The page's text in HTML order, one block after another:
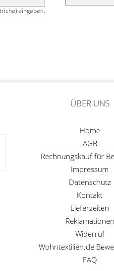
eingeben.
ÜBER UNS
Home
AGB
Rechnungskauf für
Impressum
Datenschutz
Kontakt
Lieferzeiten
Reklamationen
Widerruf
Wohntextilien.de
FAQ